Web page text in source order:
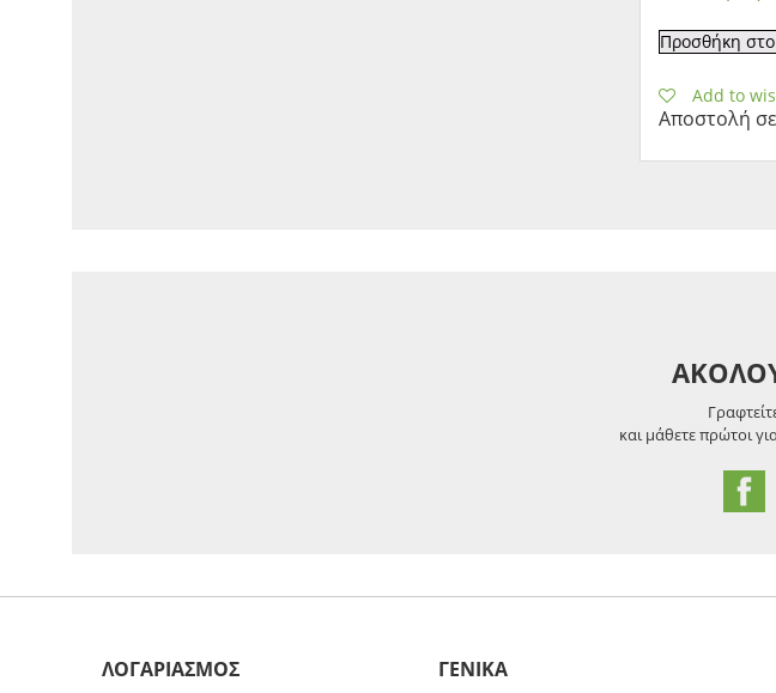
Προσθήκη στο
Add to
Αποστολή
και μάθετε πρώτοι
ΛΟΓΑΡΙΑΣΜΟΣ ΓΕΝΙΚΑ